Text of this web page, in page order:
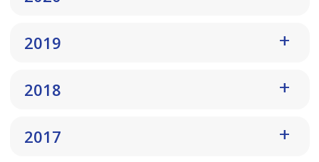
2019
2018
2017